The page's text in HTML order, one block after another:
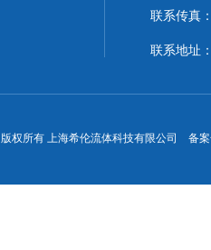
联系传真
联系地址
版权所有 上海希伦流体科技有限公司 备